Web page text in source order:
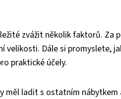
zvážit několik faktorů. Za
Dále si promyslete,
praktické účely.
měl ladit s ostatním nábytkem